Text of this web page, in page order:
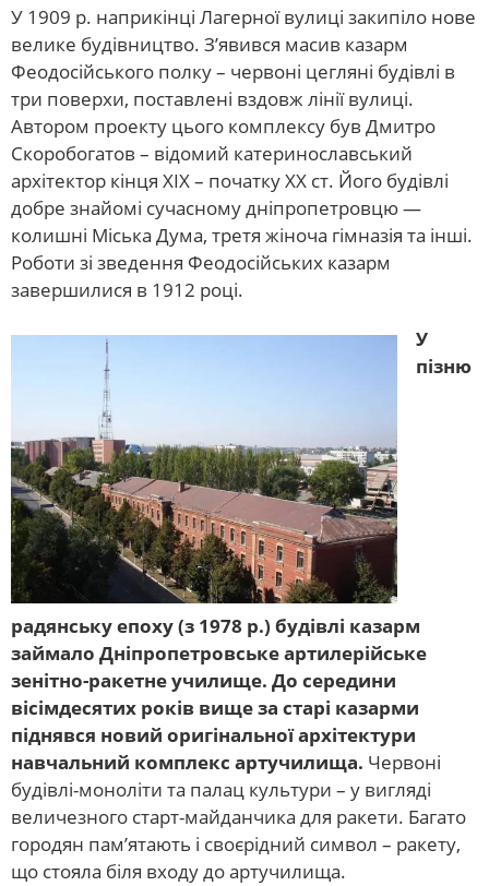
У 1909 р. наприкінці Лагерної вулиці закипіло нове
велике будівництво. З’явився масив казарм
Феодосійського полку – червоні цегляні будівлі в
три поверхи, поставлені вздовж лінії вулиці.
Автором проекту цього комплексу був Дмитро
Скоробогатов – відомий катеринославський
архітектор кінця XIX – початку XX ст. Його будівлі
добре знайомі сучасному дніпропетровцю —
колишні Міська Дума, третя жіноча гімназія та інші.
Роботи зі зведення Феодосійських казарм
завершилися в 1912 році.
У
пізню
радянську епоху (з 1978 р.) будівлі казарм
займало Дніпропетровське артилерійське
зенітно-ракетне училище. До середини
вісімдесятих років вище за старі казарми
піднявся новий оригінальної архітектури
навчальний комплекс артучилища. Червоні
будівлі-моноліти та палац культури – у вигляді
величезного старт-майданчика для ракети. Багато
городян пам’ятають і своєрідний символ – ракету,
що стояла біля входу до артучилища.